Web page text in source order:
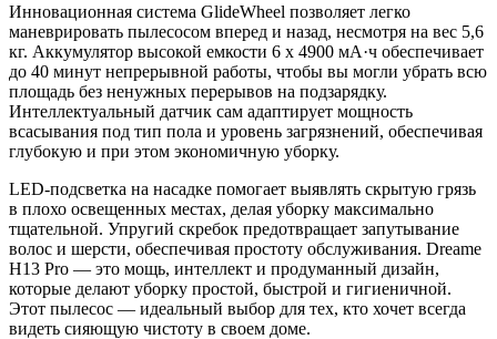
Инновационная система GlideWheel позволяет легко
маневрировать пылесосом вперед и назад, несмотря на вес 5,6
кг. Аккумулятор высокой емкости 6 х 4900 мА·ч обеспечивает
до 40 минут непрерывной работы, чтобы вы могли убрать всю
площадь без ненужных перерывов на подзарядку.
Интеллектуальный датчик сам адаптирует мощность
всасывания под тип пола и уровень загрязнений, обеспечивая
глубокую и при этом экономичную уборку.
LED-подсветка на насадке помогает выявлять скрытую грязь
в плохо освещенных местах, делая уборку максимально
тщательной. Упругий скребок предотвращает запутывание
волос и шерсти, обеспечивая простоту обслуживания. Dreame
H13 Pro — это мощь, интеллект и продуманный дизайн,
которые делают уборку простой, быстрой и гигиеничной.
Этот пылесос — идеальный выбор для тех, кто хочет всегда
видеть сияющую чистоту в своем доме.